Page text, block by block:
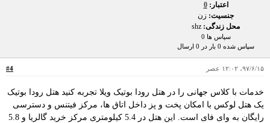
اعتبار:0
جنسیت: زن
محل زندگی:
سپاس ها 0
سپاس شده 0 بار در 0 ارسال
#4 ۹۷/۶/۱۵، ۱۲:۰۲ عصر
خدمات با کلاس جهانی را در هتل رودا بوتیک ویلا تجربه کنید هتل رودا بوتیک
یک هتل لوکس با امکان پخت و پز داخل اتاق ها، مرکز فیتنس و دسترسی
رایگان به وای فای است. این هتل در 5.4 کیلومتری مرکز خرید گالریا و 5.8